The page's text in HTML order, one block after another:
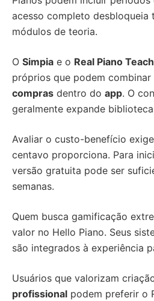
acesso completo desbloqueia
módulos de teoria.
O Simpia e o Real Piano
próprios que podem
compras dentro do app. O
geralmente expande
Avaliar o custo-benefício
centavo proporciona. Para
versão gratuita pode ser
semanas.
Quem busca gamificação
valor no Hello Piano. Seus
são integrados à experiência
Usuários que valorizam
profissional podem preferir o